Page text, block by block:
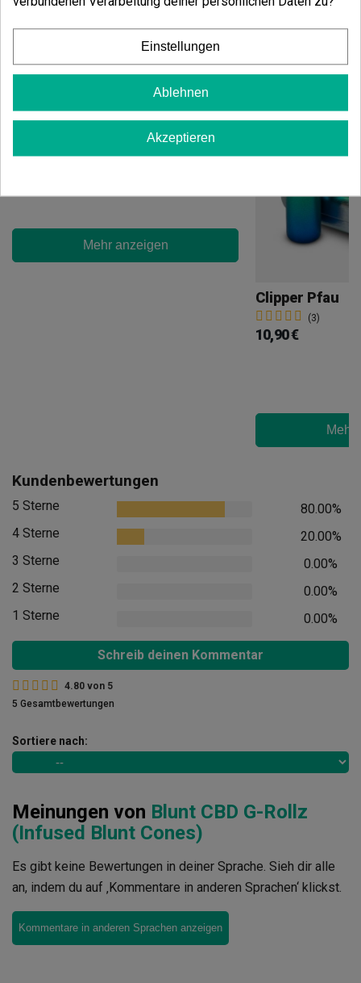
Vielleicht gefällt Ihnen auch
CBD Outdoor Blüten-Pack Critical Friends
Mehr anzeigen
Clipper Pfau
(3)
10,90 €
Mehr
Kundenbewertungen
5 Sterne
80.00%
4 Sterne
20.00%
3 Sterne
0.00%
2 Sterne
0.00%
1 Sterne
0.00%
Schreib deinen Kommentar
4.80 von 5
5 Gesamtbewertungen
Sortiere nach:
Meinungen von Blunt CBD G-Rollz
(Infused Blunt Cones)
Es gibt keine Bewertungen in deiner Sprache. Sieh dir alle
an, indem du auf ‚Kommentare in anderen Sprachen‘ klickst.
Kommentare in anderen Sprachen anzeigen
Einstellungen
Ablehnen
Akzeptieren